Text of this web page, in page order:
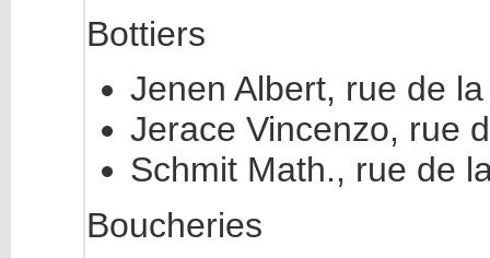
Bottiers
Jenen Albert, rue de
Jerace Vincenzo, rue
Schmit Math., rue de
Boucheries